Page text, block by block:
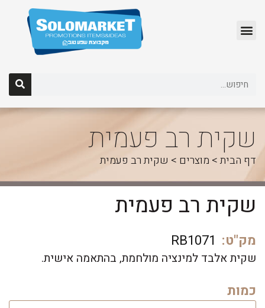
שקית רב פעמית
דף הבית> מוצרים > שקית רב פעמית
שקית רב פעמית
מק"ט: RB1071
שקית אלבד למינציה מולחמת, בהתאמה אישית.
כמות